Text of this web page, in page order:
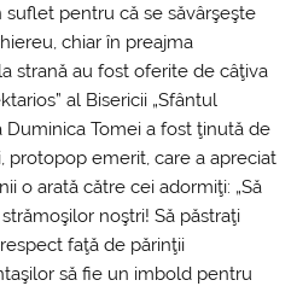
pentru că se săvârşeşte
chiar în preajma
strană au fost oferite de câţiva
al Bisericii „Sfântul
Duminica Tomei a fost ţinută de
protopop emerit, care a apreciat
o arată către cei adormiţi: „Să
noştri! Să păstraţi
faţă de părinţii
să fie un imbold pentru